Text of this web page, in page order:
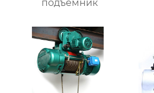
подъемник